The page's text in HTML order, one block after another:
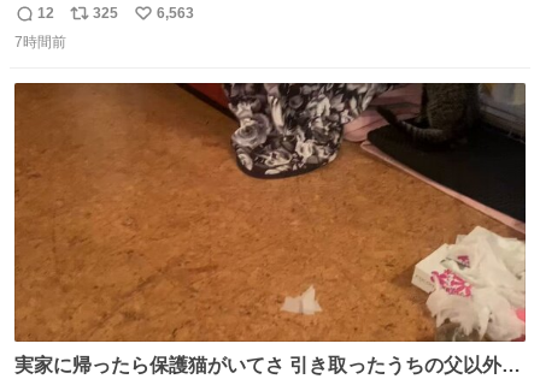
(立ち上がる) 周りの乗客「(やっぱりな……)」
返
信
12
リ
325
い
6,563
7時間前
実家に帰ったら保護猫がいてさ 引き取ったうちの父以外に